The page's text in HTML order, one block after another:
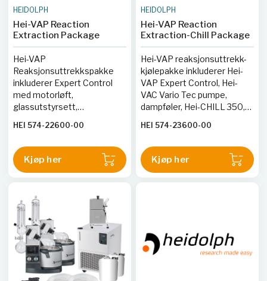
HEIDOLPH
Hei-VAP Reaction
Extraction Package
Hei-VAP
Reaksjonsuttrekkspakke
inkluderer Expert Control
med motorløft,
glassutstyrsett,
temperatursensor og
HEI 574-22600-00
Kjøp her
HEIDOLPH
Hei-VAP Reaction
Extraction-Chill Package
Hei-VAP reaksjonsuttrekk-
kjølepakke inkluderer Hei-
VAP Expert Control, Hei-
VAC Vario Tec pumpe,
dampføler, Hei-CHILL 350,
væske og rørsett.
HEI 574-23600-00
Kjøp her